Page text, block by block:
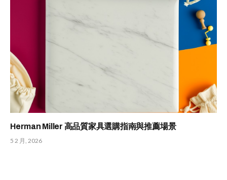
Herman Miller 高品質家具選購指南與推薦場景
5 2 月, 2026